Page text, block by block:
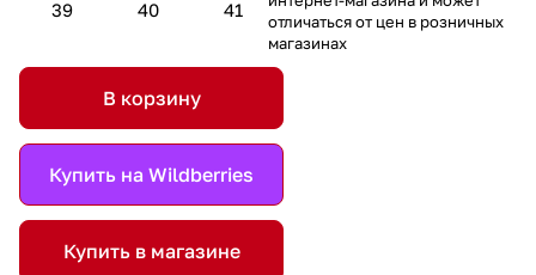
39 40 41
В корзину
Купить на Wildberries
Купить в магазине
отличаться от цен в розничных
магазинах